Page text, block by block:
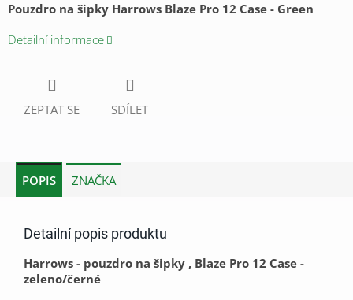
Pouzdro na šipky Harrows Blaze Pro 12 Case - Green
Detailní informace
ZEPTAT SE SDÍLET
POPIS ZNAČKA
Detailní popis produktu
Harrows - pouzdro na šipky , Blaze Pro 12 Case -
zeleno/černé